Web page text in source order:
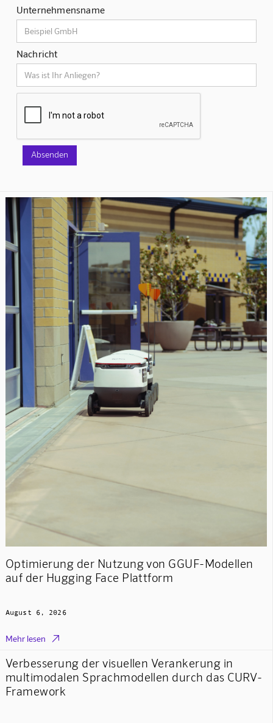
Unternehmensname
Nachricht
Optimierung der Nutzung von GGUF-Modellen
auf der Hugging Face Plattform
August 6, 2026
Mehr lesen 
Verbesserung der visuellen Verankerung in
multimodalen Sprachmodellen durch das CURV-
Framework